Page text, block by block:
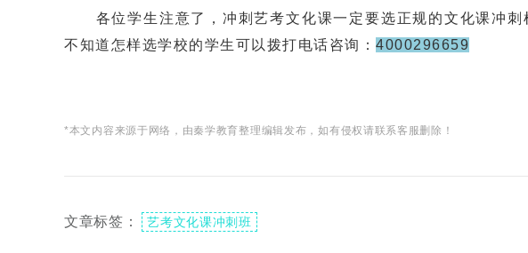
各位学生注意了，冲刺艺考文化课一定要选正规的文化课冲刺
不知道怎样选学校的学生可以拨打电话咨询： 4000296659
*本文内容来源于网络，由秦学教育整理编辑发布，如有侵权请联系客服删除！
文章标签： 艺考文化课冲刺班